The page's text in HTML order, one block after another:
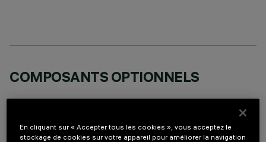
COMPOSANTS OPTIONNELS
En cliquant sur « Accepter tous les cookies », vous acceptez le
stockage de cookies sur votre appareil pour améliorer la navigation